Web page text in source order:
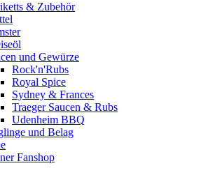
& Zubehör
und Gewürze
Rock'n'Rubs
Royal Spice
Sydney & Frances
Traeger Saucen & Rubs
Udenheim BBQ
und Belag
Fanshop